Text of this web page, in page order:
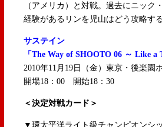
（アメリカ）と対戦。過去にニッ
経験があるリンを児山はどう攻略
サステイン
「The Way of SHOOTO 06 ～ Like
2010年11月19日（金）東京・後楽園
開場18：00 開始18：30
＜決定対戦カード＞
▼環太平洋ライト級チャンピオンシ